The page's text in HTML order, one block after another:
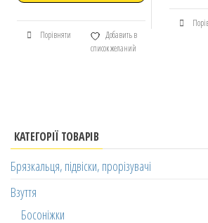
Порівняти
Добавить в
список желаний
КАТЕГОРІЇ ТОВАРІВ
Брязкальця, підвіски, прорізувачі
Взуття
Босоніжки